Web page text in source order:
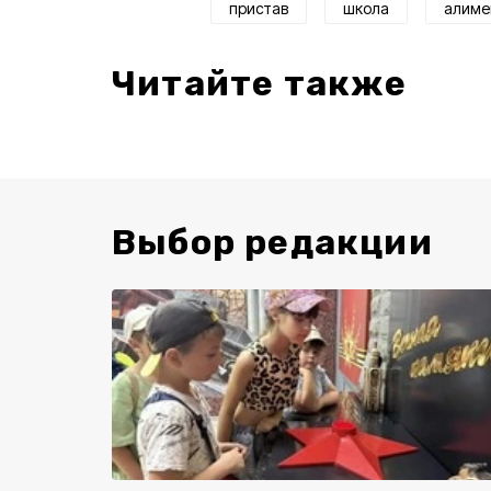
пристав школа
Читайте также
Выбор редакции